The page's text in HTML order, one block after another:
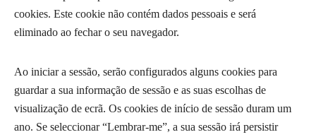
cookies. Este cookie não contém dados pessoais e será
eliminado ao fechar o seu navegador.
Ao iniciar a sessão, serão configurados alguns cookies para
guardar a sua informação de sessão e as suas escolhas de
visualização de ecrã. Os cookies de início de sessão duram um
ano. Se seleccionar “Lembrar-me”, a sua sessão irá persistir